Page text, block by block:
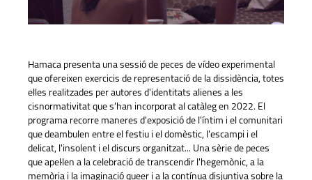
Hamaca presenta una sessió de peces de vídeo experimental
que ofereixen exercicis de representació de la dissidència, totes
elles realitzades per autores d'identitats alienes a les
cisnormativitat que s'han incorporat al catàleg en 2022. El
programa recorre maneres d'exposició de l'íntim i el comunitari
que deambulen entre el festiu i el domèstic, l'escampi i el
delicat, l'insolent i el discurs organitzat... Una sèrie de peces
que apel·len a la celebració de transcendir l'hegemònic, a la
memòria i la imaginació queer i a la contínua disjuntiva sobre la